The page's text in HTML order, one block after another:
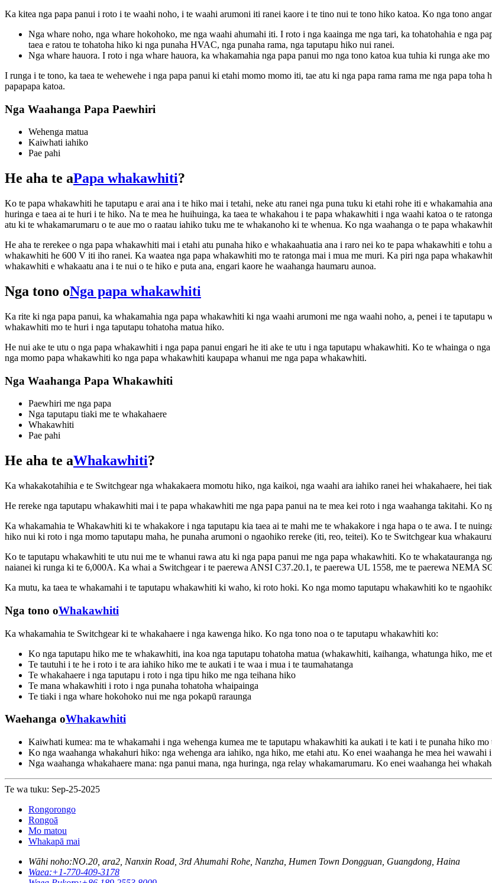
Ka kitea nga papa panui i roto i te waahi noho, i te waahi arumoni iti ranei kaore i te tino nui te tono hiko katoa. Ko nga tono
Nga whare noho, nga whare hokohoko, me nga waahi ahumahi iti. I roto i nga kaainga me nga tari, ka tohatohahia e nga
taea e ratou te tohatoha hiko ki nga punaha HVAC, nga punaha rama, nga taputapu hiko nui ranei.
Nga whare hauora. I roto i nga whare hauora, ka whakamahia nga papa panui mo nga tono katoa kua tuhia ki runga ake
I runga i te tono, ka taea te wehewehe i nga papa panui ki etahi momo momo iti, tae atu ki nga papa rama rama me nga papa
papapapa katoa.
Nga Waahanga Papa Paewhiri
Wehenga matua
Kaiwhati iahiko
Pae pahi
He aha te aPapa whakawhiti?
Ko te papa whakawhiti he taputapu e arai ana i te hiko mai i tetahi, neke atu ranei nga puna tuku ki etahi rohe iti e whakamahia
huringa e taea ai te huri i te hiko. Na te mea he huihuinga, ka taea te whakahou i te papa whakawhiti i nga waahi katoa o te
atu ki te whakamarumaru o te aue mo o raatau iahiko tuku me te whakanoho ki te whenua. Ko nga waahanga o te papa
He aha te rerekee o nga papa whakawhiti mai i etahi atu punaha hiko e whakaahuatia ana i raro nei ko te papa whakawhiti e
whakawhiti he 600 V iti iho ranei. Ka waatea nga papa whakawhiti mo te ratonga mai i mua me muri. Ka piri nga papa
whakawhiti e whakaatu ana i te nui o te hiko e puta ana, engari kaore he waahanga haumaru aunoa.
Nga tono oNga papa whakawhiti
Ka rite ki nga papa panui, ka whakamahia nga papa whakawhiti ki nga waahi arumoni me nga waahi noho, a, penei i te
whakawhiti mo te huri i nga taputapu tohatoha matua hiko.
He nui ake te utu o nga papa whakawhiti i nga papa panui engari he iti ake te utu i nga taputapu whakawhiti. Ko te whainga o
nga momo papa whakawhiti ko nga papa whakawhiti kaupapa whanui me nga papa whakawhiti.
Nga Waahanga Papa Whakawhiti
Paewhiri me nga papa
Nga taputapu tiaki me te whakahaere
Whakawhiti
Pae pahi
He aha te aWhakawhiti?
Ka whakakotahihia e te Switchgear nga whakakaera momotu hiko, nga kaikoi, nga waahi ara iahiko ranei hei whakahaere, hei
He rereke nga taputapu whakawhiti mai i te papa whakawhiti me nga papa panui na te mea kei roto i nga waahanga takitahi. Ko
Ka whakamahia te Whakawhiti ki te whakakore i nga taputapu kia taea ai te mahi me te whakakore i nga hapa o te awa. I te
hiko nui ki roto i nga momo taputapu maha, he punaha arumoni o ngaohiko rereke (iti, reo, teitei). Ko te Switchgear kua
Ko te taputapu whakawhiti te utu nui me te whanui rawa atu ki nga papa panui me nga papa whakawhiti. Ko te whakatauranga
naianei ki runga ki te 6,000A. Ka whai a Switchgear i te paerewa ANSI C37.20.1, te paerewa UL 1558, me te paerewa NEMA
Ka mutu, ka taea te whakamahi i te taputapu whakawhiti ki waho, ki roto hoki. Ko nga momo taputapu whakawhiti ko te
Nga tono oWhakawhiti
Ka whakamahia te Switchgear ki te whakahaere i nga kawenga hiko. Ko nga tono noa o te taputapu whakawhiti ko:
Ko nga taputapu hiko me te whakawhiti, ina koa nga taputapu tohatoha matua (whakawhiti, kaihanga, whatunga hiko, me
Te tautuhi i te he i roto i te ara iahiko hiko me te aukati i te waa i mua i te taumahatanga
Te whakahaere i nga taputapu i roto i nga tipu hiko me nga teihana hiko
Te mana whakawhiti i roto i nga punaha tohatoha whaipainga
Te tiaki i nga whare hokohoko nui me nga pokapū raraunga
Waehanga oWhakawhiti
Kaiwhati kumea: ma te whakamahi i nga wehenga kumea me te taputapu whakawhiti ka aukati i te kati i te punaha hiko mo
Ko nga waahanga whakahuri hiko: nga wehenga ara iahiko, nga hiko, me etahi atu. Ko enei waahanga he mea hei wawahi
Nga waahanga whakahaere mana: nga panui mana, nga huringa, nga relay whakamarumaru. Ko enei waahanga hei
Te wa tuku: Sep-25-2025
Rongorongo
Rongoā
Mo matou
Whakapā mai
Wāhi noho:NO.20, ara2, Nanxin Road, 3rd Ahumahi Rohe, Nanzha, Humen Town Dongguan, Guangdong, Haina
Waea:+1-770-409-3178